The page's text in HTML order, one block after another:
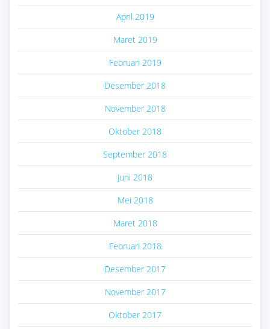
April 2019
Maret 2019
Februari 2019
Desember 2018
November 2018
Oktober 2018
September 2018
Juni 2018
Mei 2018
Maret 2018
Februari 2018
Desember 2017
November 2017
Oktober 2017